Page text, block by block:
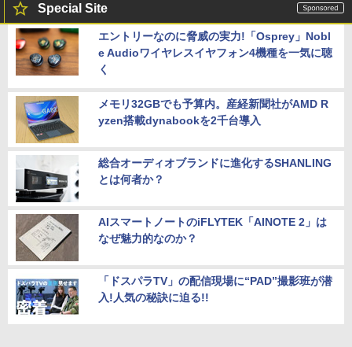
Special Site
エントリーなのに脅威の実力!「Osprey」Nobl
e Audioワイヤレスイヤフォン4機種を一気に聴
く
メモリ32GBでも予算内。産経新聞社がAMD R
yzen搭載dynabookを2千台導入
総合オーディオブランドに進化するSHANLING
とは何者か？
AIスマートノートのiFLYTEK「AINOTE 2」は
なぜ魅力的なのか？
「ドスパラTV」の配信現場に“PAD”撮影班が潜
入!人気の秘訣に迫る!!